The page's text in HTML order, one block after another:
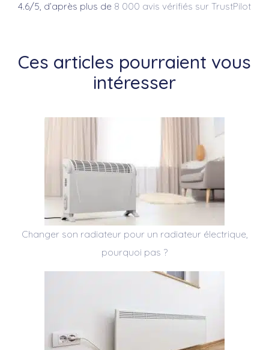
4.6/5, d’après plus de 8 000 avis vérifiés sur TrustPilot
Ces articles pourraient vous
intéresser
Changer son radiateur pour un radiateur électrique,
pourquoi pas ?